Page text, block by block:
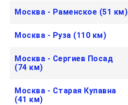
Москва - Раменское (51 км)
Москва - Руза (110 км)
Москва - Сергиев Посад
(74 км)
Москва - Старая Купавна
(41 км)